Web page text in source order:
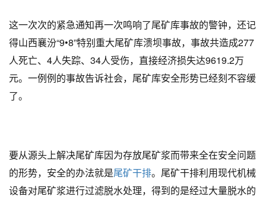
这一次次的紧急通知再一次鸣响了尾矿库事故的警钟，还记
得山西襄汾“9•8”特别重大尾矿库溃坝事故，事故共造成277
人死亡、4人失踪、34人受伤，直接经济损失达9619.2万
元。一例例的事故告诉社会，尾矿库安全形势已经刻不容缓
了。
要从源头上解决尾矿库因为存放尾矿浆而带来全在安全问题
的形势，安全的办法就是尾矿干排。尾矿干排利用现代机械
设备对尾矿浆进行过滤脱水处理，得到的是经过大量脱水的